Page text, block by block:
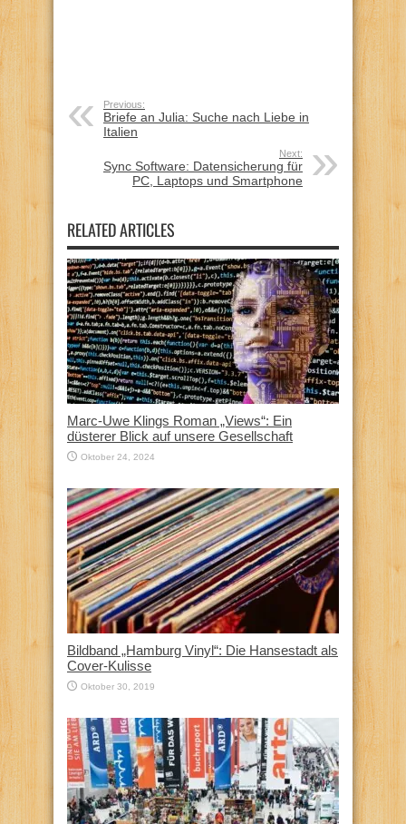
Previous:
Briefe an Julia: Suche nach Liebe in
Italien
Next:
Sync Software: Datensicherung für
PC, Laptops und Smartphone
RELATED ARTICLES
Marc-Uwe Klings Roman „Views“: Ein
düsterer Blick auf unsere Gesellschaft
Oktober 24, 2024
Bildband „Hamburg Vinyl“: Die Hansestadt als
Cover-Kulisse
Oktober 30, 2019